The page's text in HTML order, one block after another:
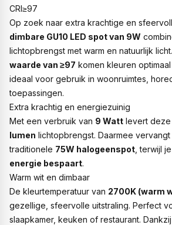
CRI≥97
Op zoek naar extra krachtige en
dimbare GU10 LED spot van 9W
lichtopbrengst met warm en natuurlijk
waarde van ≥97 komen kleuren
ideaal voor gebruik in woonruimtes,
toepassingen.
Extra krachtig en energiezuinig
Met een verbruik van 9 Watt levert deze
lumen lichtopbrengst. Daarmee
traditionele 75W halogeenspot , terwijl
energie bespaart.
Warm wit en dimbaar
De kleurtemperatuur van 2700K (warm
gezellige, sfeervolle uitstraling. Perfect
slaapkamer, keuken of restaurant.